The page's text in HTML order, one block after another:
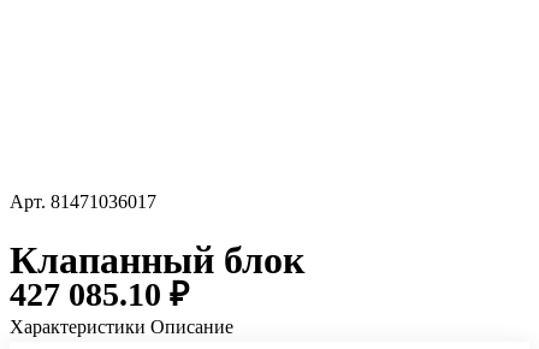
Арт. 81471036017
Клапанный блок
427 085.10 ₽
Характеристики Описание